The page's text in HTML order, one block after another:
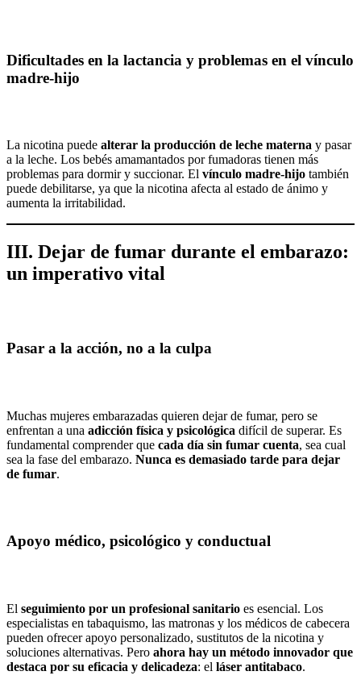
Dificultades en la lactancia y problemas en el vínculo
madre-hijo
La nicotina puede alterar la producción de leche materna y pasar
a la leche. Los bebés amamantados por fumadoras tienen más
problemas para dormir y succionar. El vínculo madre-hijo también
puede debilitarse, ya que la nicotina afecta al estado de ánimo y
aumenta la irritabilidad.
III. Dejar de fumar durante el embarazo:
un imperativo vital
Pasar a la acción, no a la culpa
Muchas mujeres embarazadas quieren dejar de fumar, pero se
enfrentan a una adicción física y psicológica difícil de superar. Es
fundamental comprender que cada día sin fumar cuenta, sea cual
sea la fase del embarazo. Nunca es demasiado tarde para dejar
de fumar.
Apoyo médico, psicológico y conductual
El seguimiento por un profesional sanitario es esencial. Los
especialistas en tabaquismo, las matronas y los médicos de cabecera
pueden ofrecer apoyo personalizado, sustitutos de la nicotina y
soluciones alternativas. Pero ahora hay un método innovador que
destaca por su eficacia y delicadeza: el láser antitabaco.